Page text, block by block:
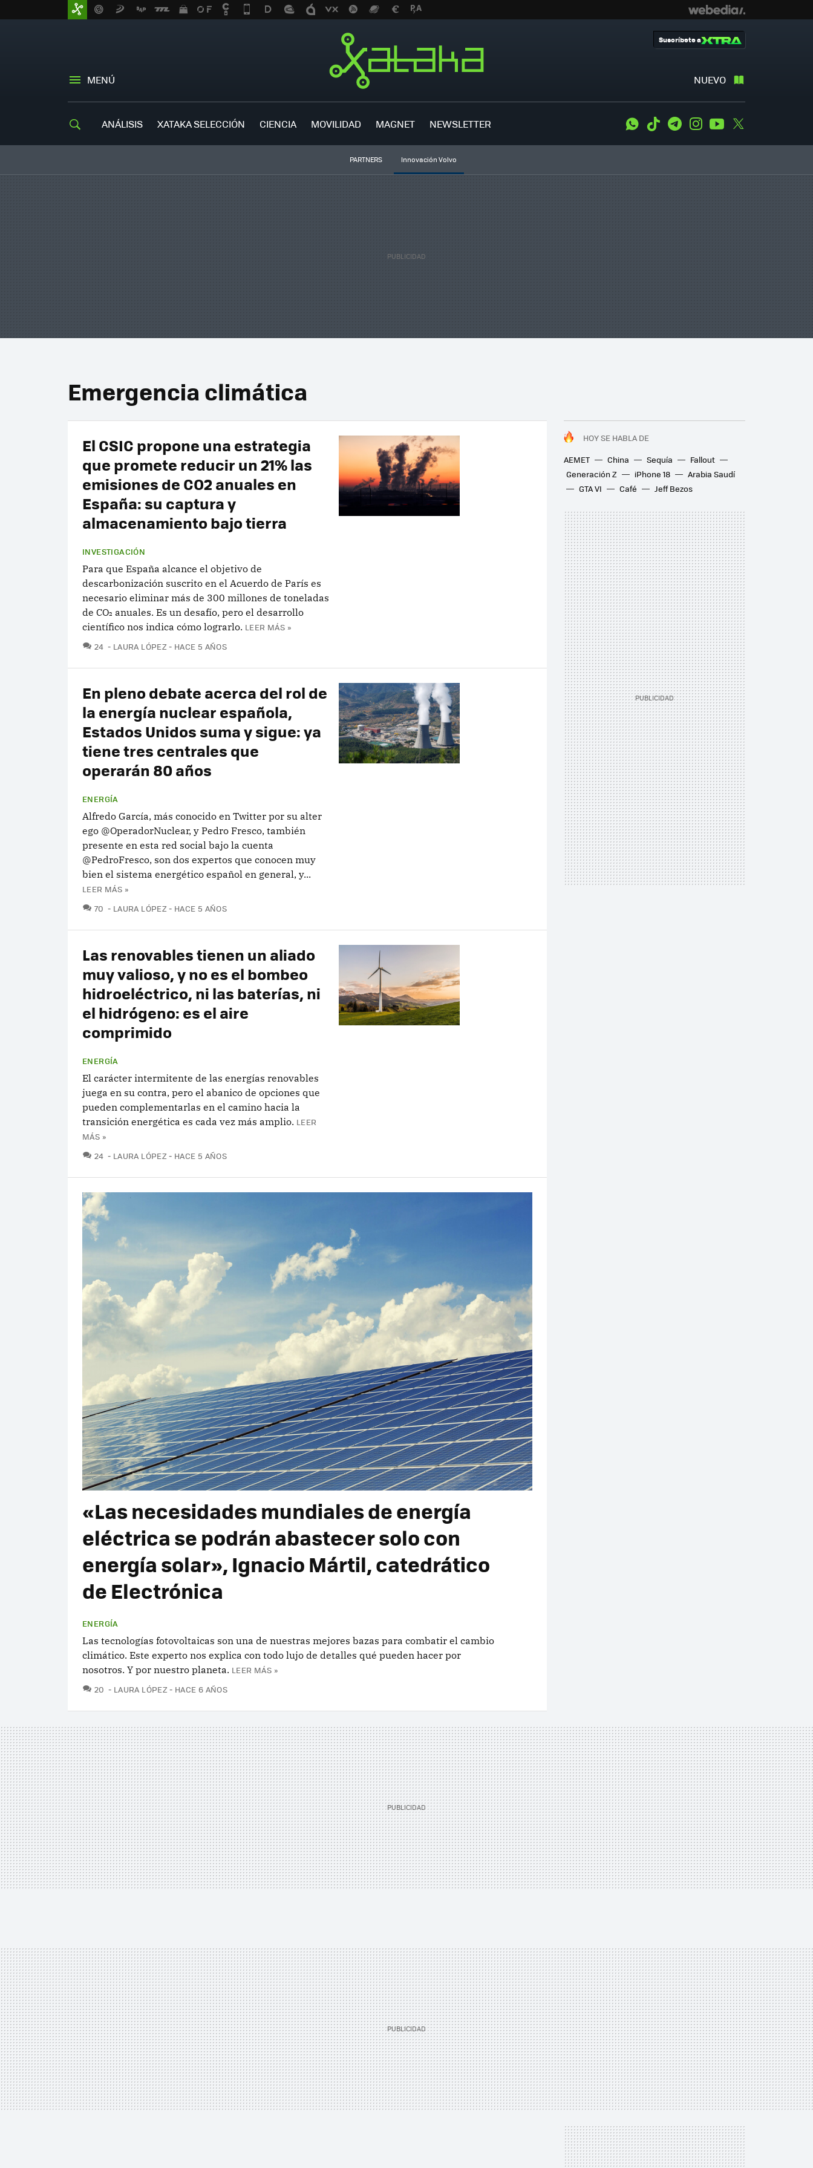
MENÚ NUEVO
Suscríbete a
ANÁLISIS XATAKA SELECCIÓN CIENCIA MOVILIDAD MAGNET NEWSLETTER WhatsApp
Tiktok TelegramInstagramYoutube
PARTNERS Innovación Volvo
Emergencia climática
HOY SE HABLA DE
AEMET
China Sequía
Fallout
Generación Z
iPhone 18
Arabia Saudí
GTA VI
Café Jeff Bezos
El CSIC propone una estrategia
que promete reducir un 21% las
emisiones de CO2 anuales en
España: su captura y
almacenamiento bajo tierra
INVESTIGACIÓN
Para que España alcance el objetivo de
descarbonización suscrito en el Acuerdo de París es
necesario eliminar más de 300 millones de toneladas
de CO₂ anuales. Es un desafío, pero el desarrollo
científico nos indica cómo lograrlo. LEER MÁS »
24 COMENTARIOS
LAURA LÓPEZ HACE 5 AÑOS
En pleno debate acerca del rol de
la energía nuclear española,
Estados Unidos suma y sigue: ya
tiene tres centrales que
operarán 80 años
ENERGÍA
Alfredo García, más conocido en Twitter por su alter
ego @OperadorNuclear, y Pedro Fresco, también
presente en esta red social bajo la cuenta
@PedroFresco, son dos expertos que conocen muy
bien el sistema energético español en general, y...
LEER MÁS »
70 COMENTARIOS
LAURA LÓPEZ HACE 5 AÑOS
Las renovables tienen un aliado
muy valioso, y no es el bombeo
hidroeléctrico, ni las baterías, ni
el hidrógeno: es el aire
comprimido
ENERGÍA
El carácter intermitente de las energías renovables
juega en su contra, pero el abanico de opciones que
pueden complementarlas en el camino hacia la
transición energética es cada vez más amplio. LEER
MÁS »
24 COMENTARIOS
LAURA LÓPEZ HACE 5 AÑOS
«Las necesidades mundiales de energía
eléctrica se podrán abastecer solo con
energía solar», Ignacio Mártil, catedrático
de Electrónica
ENERGÍA
Las tecnologías fotovoltaicas son una de nuestras mejores bazas para combatir el cambio
climático. Este experto nos explica con todo lujo de detalles qué pueden hacer por
nosotros. Y por nuestro planeta. LEER MÁS »
20 COMENTARIOS
LAURA LÓPEZ HACE 6 AÑOS